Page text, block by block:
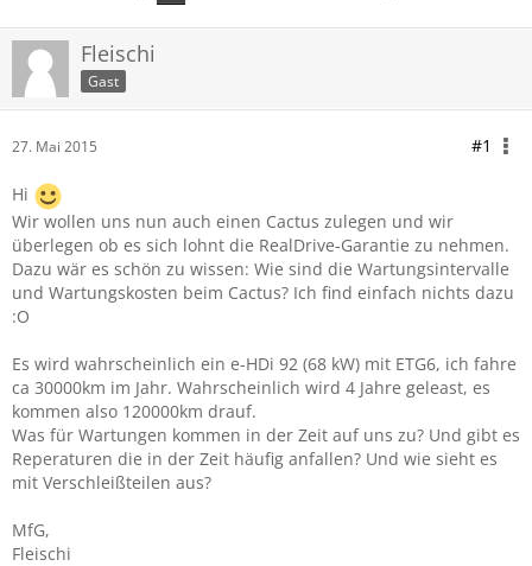
Fleischi
Gast
27. Mai 2015 #1
Hi
Wir wollen uns nun auch einen Cactus zulegen und wir
überlegen ob es sich lohnt die RealDrive-Garantie zu nehmen.
Dazu wär es schön zu wissen: Wie sind die Wartungsintervalle
und Wartungskosten beim Cactus? Ich find einfach nichts dazu
:O
Es wird wahrscheinlich ein e-HDi 92 (68 kW) mit ETG6, ich fahre
ca 30000km im Jahr. Wahrscheinlich wird 4 Jahre geleast, es
kommen also 120000km drauf.
Was für Wartungen kommen in der Zeit auf uns zu? Und gibt es
Reperaturen die in der Zeit häufig anfallen? Und wie sieht es
mit Verschleißteilen aus?
MfG,
Fleischi